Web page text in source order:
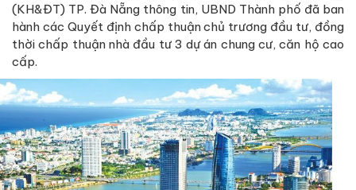
(KH&ĐT) TP. Đà Nẵng thông tin, UBND Thành phố đã ban
hành các Quyết định chấp thuận chủ trương đầu tư, đồng
thời chấp thuận nhà đầu tư 3 dự án chung cư, căn hộ cao
cấp.